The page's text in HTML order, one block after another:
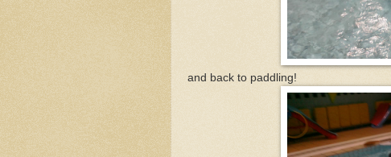
and back to paddling!